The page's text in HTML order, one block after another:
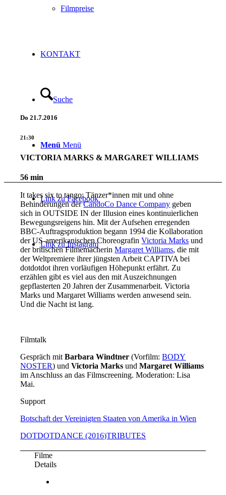
Filmpreise
KONTAKT
Suche
Menü Menü
Link zu Facebook
Link zu Instagram
Do 21.7.2016
21:30
VICTORIA MARKS & MARGARET WILLIAMS
56 min
It takes six to tango: Tänzer*innen mit und ohne
Behinderungen derCandoCo Dance Company geben
sich in OUTSIDE IN der Illusion eines kontinuierlichen
Bewegungsreigens hin. Mit der Aufsehen erregenden
BBC-Auftragsproduktion begann 1994 die Kollaboration
der US-amerikanischen ChoreografinVictoria Marks und
der britischen FilmemacherinMargaret Williams, die mit
der Weltpremiere ihrer jüngsten Arbeit CAPTIVA bei
dotdotdot ihren vorläufigen Höhepunkt erfährt. Zu
erzählen gibt es viel aus den mit Auszeichnungen
gepflasterten 20 Jahren der Zusammenarbeit. Victoria
Marks und Margaret Williams werden anwesend sein.
Und die Nacht ist lang.
Filmtalk
Gespräch mitBarbara Windtner (Vorfilm:BODY
NOSTER) undVictoria Marks undMargaret Williams
im Anschluss an das Filmscreening. Moderation: Lisa
Mai.
Support
Botschaft der Vereinigten Staaten von Amerika in Wien
DOTDOTDANCE (2016)TRIBUTES
Filme
Details